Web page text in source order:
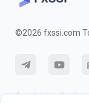
©2026 fxssi.com
Conditions